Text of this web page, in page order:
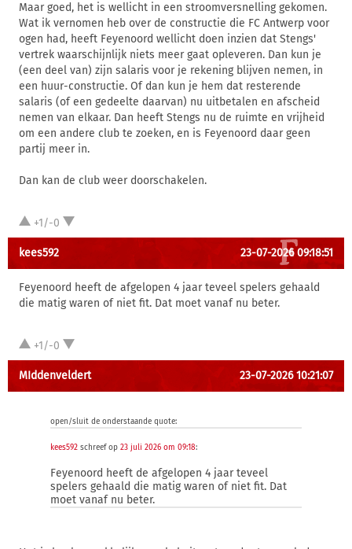
Maar goed, het is wellicht in een stroomversnelling gekomen.
Wat ik vernomen heb over de constructie die FC Antwerp voor
ogen had, heeft Feyenoord wellicht doen inzien dat Stengs'
vertrek waarschijnlijk niets meer gaat opleveren. Dan kun je
(een deel van) zijn salaris voor je rekening blijven nemen, in
een huur-constructie. Of dan kun je hem dat resterende
salaris (of een gedeelte daarvan) nu uitbetalen en afscheid
nemen van elkaar. Dan heeft Stengs nu de ruimte en vrijheid
om een andere club te zoeken, en is Feyenoord daar geen
partij meer in.
Dan kan de club weer doorschakelen.
+1/-0
kees592 23-07-2026 09:18:51
Feyenoord heeft de afgelopen 4 jaar teveel spelers gehaald
die matig waren of niet fit. Dat moet vanaf nu beter.
+1/-0
MIddenveldert 23-07-2026 10:21:07
open/sluit de onderstaande quote:
kees592 schreef op 23 juli 2026 om 09:18:
Feyenoord heeft de afgelopen 4 jaar teveel
spelers gehaald die matig waren of niet fit. Dat
moet vanaf nu beter.